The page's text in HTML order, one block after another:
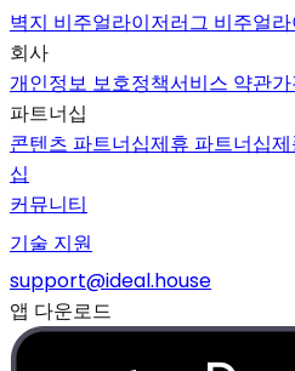
벽지 비주얼라이저러그 비주얼
회사
개인정보 보호정책서비스 약관
파트너십
콘텐츠 파트너십제휴 파트너십
십
커뮤니티
기술 지원
support@ideal.house
앱 다운로드